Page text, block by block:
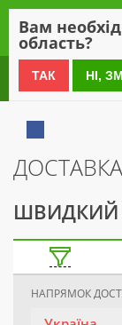
0 800 21
ДОСТАВКА
ШВИДКИЙ
НАПРЯМОК
Вам
область?
ТАК НІ,